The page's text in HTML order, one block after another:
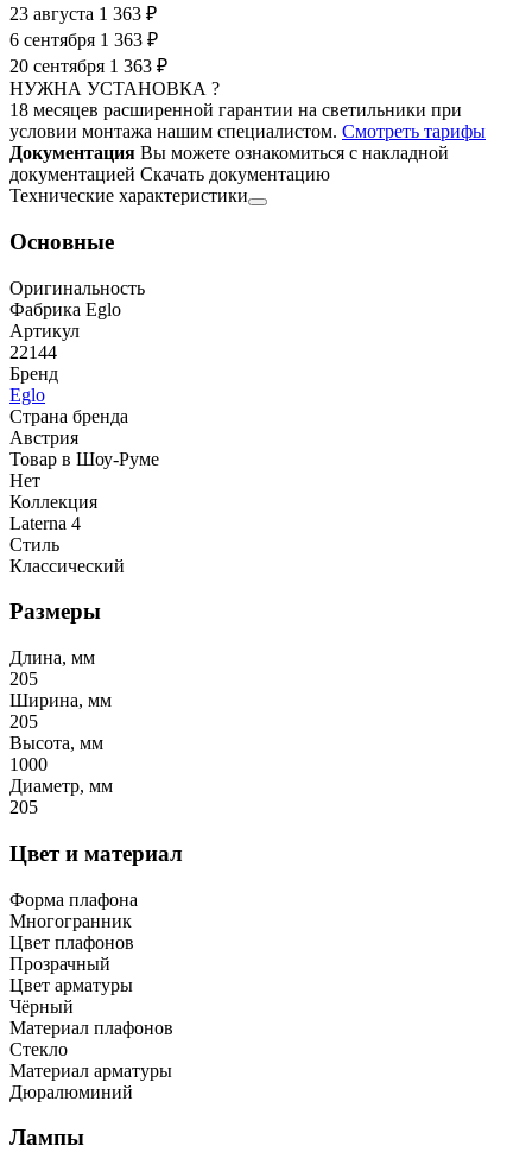
23 августа 1 363 ₽
6 сентября 1 363 ₽
20 сентября 1 363 ₽
НУЖНА УСТАНОВКА ?
18 месяцев расширенной гарантии на светильники при
условии монтажа нашим специалистом. Смотреть тарифы
Документация Вы можете ознакомиться с накладной
документацией Скачать документацию
Технические характеристики
Основные
Оригинальность
Фабрика Eglo
Артикул
22144
Бренд
Eglo
Страна бренда
Австрия
Товар в Шоу-Руме
Нет
Коллекция
Laterna 4
Стиль
Классический
Размеры
Длина, мм
205
Ширина, мм
205
Высота, мм
1000
Диаметр, мм
205
Цвет и материал
Форма плафона
Многогранник
Цвет плафонов
Прозрачный
Цвет арматуры
Чёрный
Материал плафонов
Стекло
Материал арматуры
Дюралюминий
Лампы